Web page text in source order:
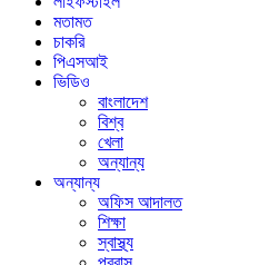
মতামত
চাকরি
পিএসআই
ভিডিও
বাংলাদেশ
বিশ্ব
খেলা
অন্যান্য
অন্যান্য
অফিস আদালত
শিক্ষা
স্বাস্থ্য